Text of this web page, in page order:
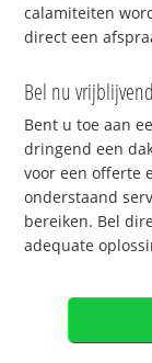
calamiteiten
direct een
Bel nu
Bent u toe aan
dringend een
voor een offerte
onderstaand
bereiken. Bel
adequate